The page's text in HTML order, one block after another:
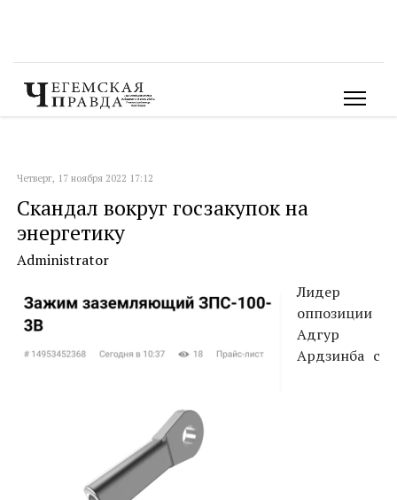
Четверг, 17 ноября 2022 17:12
Скандал вокруг госзакупок на
энергетику
Administrator
Лидер
оппозиции
Адгур
Ардзинба с